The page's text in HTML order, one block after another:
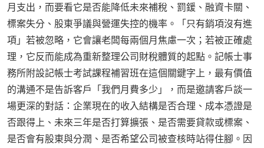
月支出，而要看它是否能降低未來補稅、罰鍰、融資卡關、
標案失分、股東爭議與營運失控的機率。「只有銷項沒有進
項」若被忽略，它會讓老闆每兩個月焦慮一次；若被正確處
理，它反而能成為重新整理公司財稅體質的起點。記帳士事
務所附設記帳士考試課程補習班在這個關鍵字上，最有價值
的溝通不是告訴客戶「我們月費多少」，而是邀請客戶談一
場更深的對話：企業現在的收入結構是否合理、成本憑證是
否跟得上、未來三年是否打算擴張、是否需要貸款或標案、
是否會有股東與分潤、是否希望公司被查核時站得住腳。因